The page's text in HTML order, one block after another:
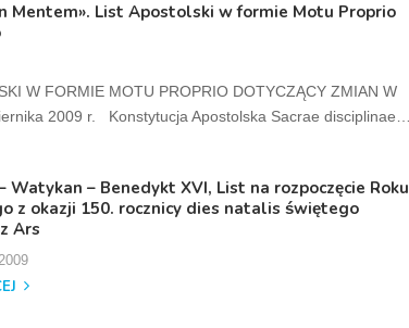
Mentem». List Apostolski w formie Motu Proprio
W FORMIE MOTU PROPRIO DOTYCZĄCY ZMIAN W
2009 r. Konstytucja Apostolska Sacrae disciplinae…
Watykan – Benedykt XVI, List na rozpoczęcie Roku
z okazji 150. rocznicy dies natalis świętego
Ars